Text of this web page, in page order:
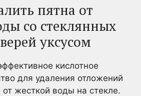
пятна от
со стеклянных
уксусом
кислотное
для удаления отложений
от жесткой воды на стекле.